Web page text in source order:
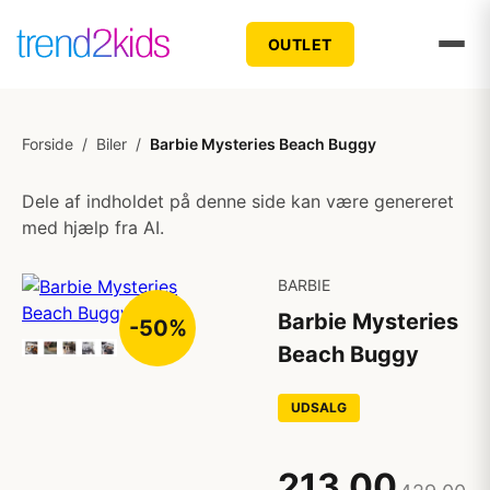
OUTLET
Forside / Biler / Barbie Mysteries Beach Buggy
Dele af indholdet på denne side kan være genereret
med hjælp fra AI.
-50%
BARBIE
Barbie Mysteries
Beach Buggy
UDSALG